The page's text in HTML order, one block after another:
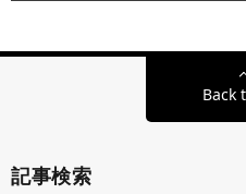
Back
記事検索